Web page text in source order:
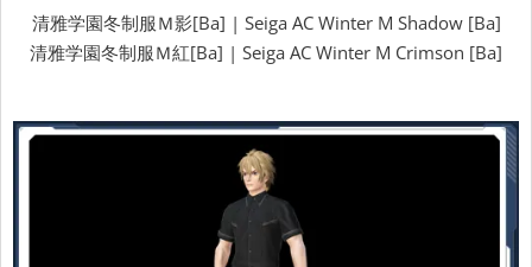
清雅学園冬制服Ｍ影[Ba] | Seiga AC Winter M Shadow [Ba]
清雅学園冬制服Ｍ紅[Ba] | Seiga AC Winter M Crimson [Ba]